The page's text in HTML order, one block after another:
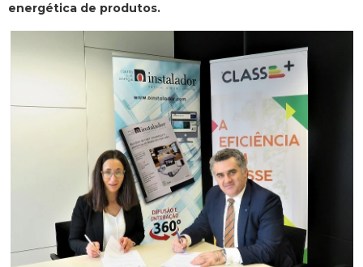
energética de produtos.